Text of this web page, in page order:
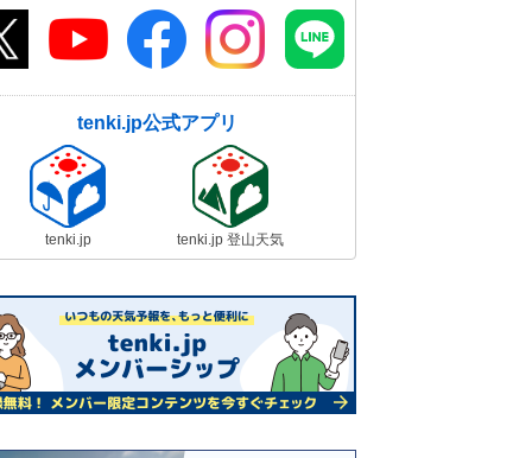
tenki.jp公式アプリ
tenki.jp tenki.jp 登山天気